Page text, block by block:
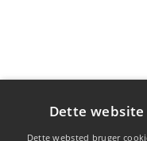
Dette
Dette websted bruger